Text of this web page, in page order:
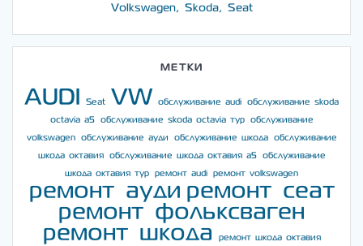
Volkswagen, Skoda, Seat
МЕТКИ
AUDI Seat VW обслуживание audi
обслуживание skoda
octavia a5
обслуживание skoda octavia тур
обслуживание
volkswagen
обслуживание ауди обслуживание шкода
обслуживание
шкода октавия
обслуживание шкода октавия а5
обслуживание
шкода октавия тур
ремонт audi ремонт volkswagen
ремонт ауди ремонт сеат
ремонт фольксваген
ремонт шкода
ремонт шкода октавия